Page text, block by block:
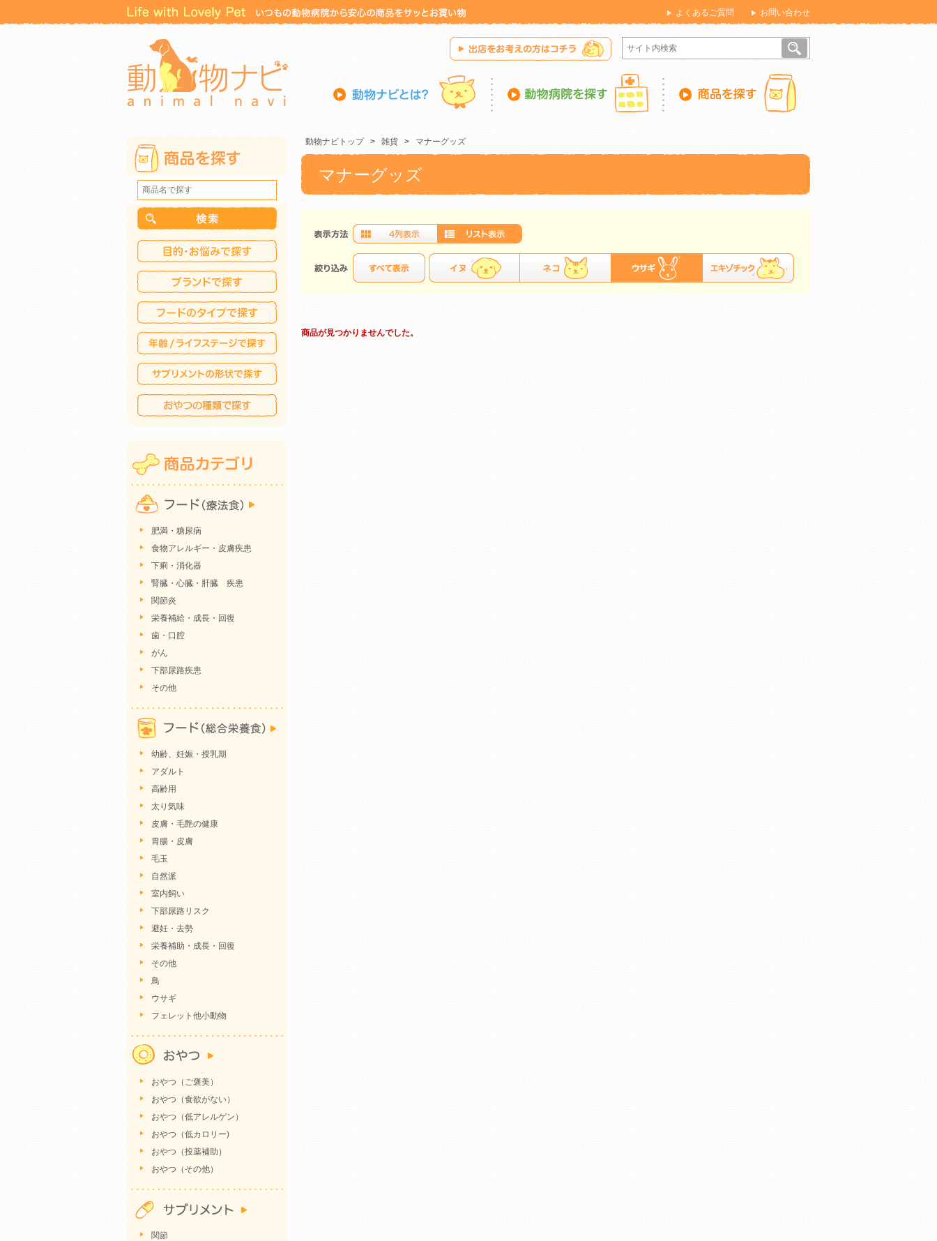
よくあるご質問 お問い合わせ
動物ナビトップ > 雑貨 > マナーグッズ
マナーグッズ
商品が見つかりませんでした。
肥満・糖尿病
食物アレルギー・皮膚疾患
下痢・消化器
腎臓・心臓・肝臓 疾患
関節炎
栄養補給・成長・回復
歯・口腔
がん
下部尿路疾患
その他
幼齢、妊娠・授乳期
アダルト
高齢用
太り気味
皮膚・毛艶の健康
胃腸・皮膚
毛玉
自然派
室内飼い
下部尿路リスク
避妊・去勢
栄養補助・成長・回復
その他
鳥
ウサギ
フェレット他小動物
おやつ（ご褒美）
おやつ（食欲がない）
おやつ（低アレルゲン）
おやつ（低カロリー)
おやつ（投薬補助）
おやつ（その他）
関節